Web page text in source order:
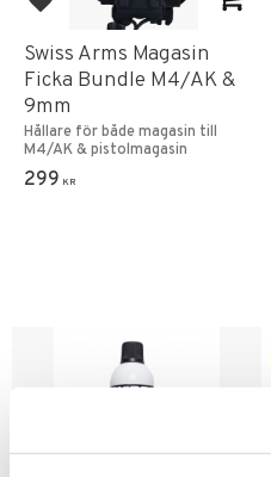
Lägg till i favoriter
Swiss Arms Magasin
Ficka Bundle M4/AK &
9mm
Hållare för både magasin till
M4/AK & pistolmagasin
299 KR